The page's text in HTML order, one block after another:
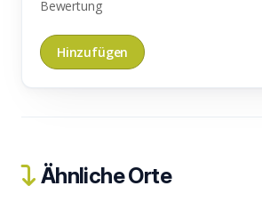
Bewertung
Ähnliche Orte